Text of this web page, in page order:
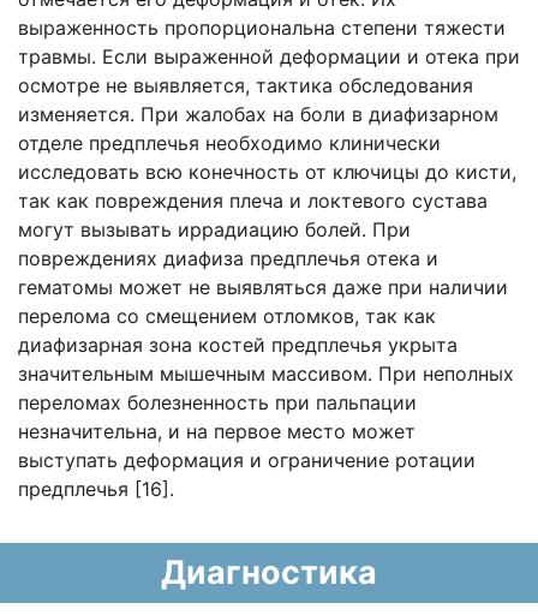
выраженность пропорциональна степени тяжести
травмы. Если выраженной деформации и отека при
осмотре не выявляется, тактика обследования
изменяется. При жалобах на боли в диафизарном
отделе предплечья необходимо клинически
исследовать всю конечность от ключицы до кисти,
так как повреждения плеча и локтевого сустава
могут вызывать иррадиацию болей. При
повреждениях диафиза предплечья отека и
гематомы может не выявляться даже при наличии
перелома со смещением отломков, так как
диафизарная зона костей предплечья укрыта
значительным мышечным массивом. При неполных
переломах болезненность при пальпации
незначительна, и на первое место может
выступать деформация и ограничение ротации
предплечья [16].
Диагностика